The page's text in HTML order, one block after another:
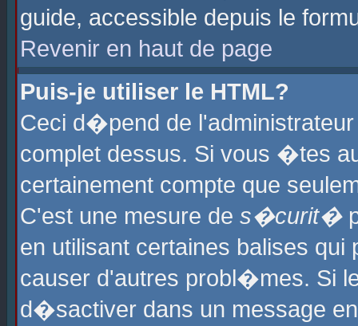
guide, accessible depuis le
Revenir en haut de page
Puis-je utiliser le HTML?
Ceci d�pend de
complet dessus. Si vous �tes
certainement compte que
C'est une mesure de s�curit�
en utilisant certaines balises
causer d'autres probl�mes. Si
d�sactiver dans un message